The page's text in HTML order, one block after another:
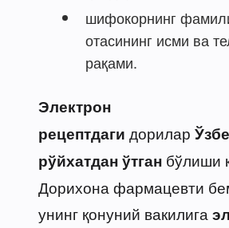
шифокорнинг
отасининг исми ва
рақами.
Электрон
рецептдаги дорилар
рўйхатдан ўтган бўлиши
Дорихона фармацевти
унинг қонуний вакилига